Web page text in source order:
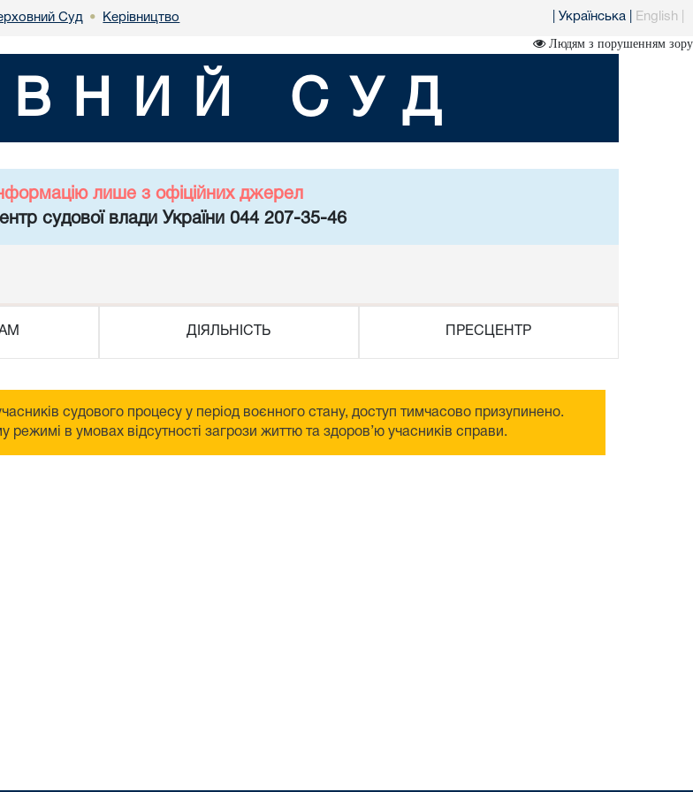
Суд • Керівництво Українська English
Людям з порушенням зору
СУД
лише з офіційних джерел
судової влади України 044 207-35-46
ДІЯЛЬНІСТЬ ПРЕСЦЕНТР
судового процесу у період воєнного стану, доступ тимчасово призупинено.
в умовах відсутності загрози життю та здоров’ю учасників справи.